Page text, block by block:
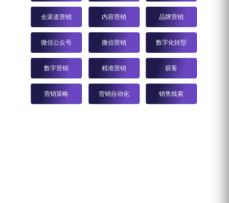
全渠道营销 内容营销 品牌营销
微信公众号 微信营销 数字化转型
数字营销 精准营销 获客
营销策略 营销自动化 销售线索